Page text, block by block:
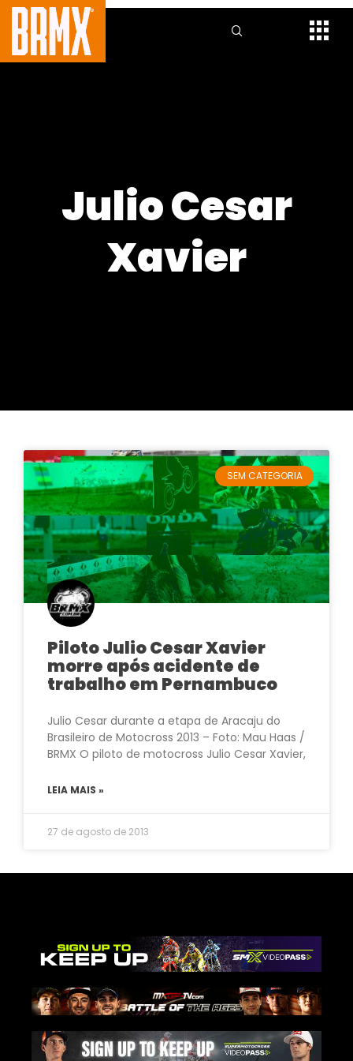
Julio Cesar
Xavier
SEM CATEGORIA
Piloto Julio Cesar Xavier
morre após acidente de
trabalho em Pernambuco
Julio Cesar durante a etapa de Aracaju do
Brasileiro de Motocross 2013 – Foto: Mau Haas /
BRMX O piloto de motocross Julio Cesar Xavier,
LEIA MAIS »
27 de agosto de 2013